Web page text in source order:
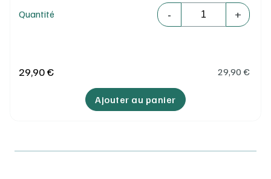
Quantité -
Quantité
+
29,90 € 29,90 €
Ajouter au panier